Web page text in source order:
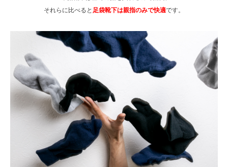
それらに比べると 足袋靴下は親指のみで快適です。